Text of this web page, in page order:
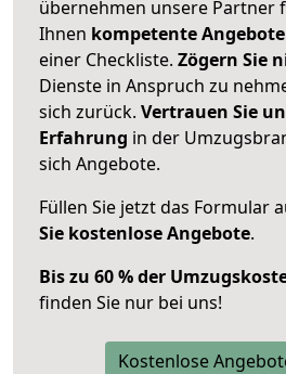
übernehmen unsere Partner
Ihnen kompetente Angebote
einer Checkliste. Zögern Sie
Dienste in Anspruch zu
sich zurück. Vertrauen Sie
Erfahrung in der
sich Angebote.
Füllen Sie jetzt das Formular
Sie kostenlose Angebote.
Bis zu 60 % der
finden Sie nur bei uns!
Kostenlose